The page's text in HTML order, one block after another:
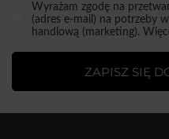
Wyrażam zgodę na
(adres e-mail) na potrzeby
handlową (marketing).
ZAPISZ SIĘ